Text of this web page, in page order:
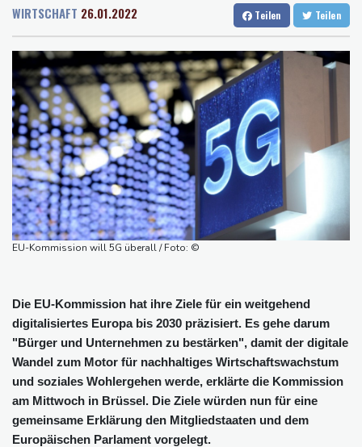
Rostock
28 °C Stuttgart
34 °C
Wien
31 °C
Salzburg
30 °C
Baden-Baden
29 °C
Waldbrände in Kanada: Notstand in Provinz British Columbia
Verdacht auf illegales Rennen: Zwei Tote nach Motorrad-Unfall
in Köln
Im EM-Becken: Berkhahn sieht "nicht viele Medaillenchancen"
Waldbrand in Kanada: Notstand in British Columbia ausgerufen -
20.000 Menschen evakuiert
Dobrindt will Forschung zur Drohensicherheit in Deutschland
ausbauen
Iran bekräftigt harte Haltung in Streit um Straße von Hormus
Amtsantritt von Kolumbiens Staatschef De la Espriella von
Gewalt überschattet
WIRTSCHAFT 26.01.2022 Teilen Teilen
EU-Kommission will 5G überall / Foto: ©
Die EU-Kommission hat ihre Ziele für ein weitgehend
digitalisiertes Europa bis 2030 präzisiert. Es gehe darum
"Bürger und Unternehmen zu bestärken", damit der digitale
Wandel zum Motor für nachhaltiges Wirtschaftswachstum
und soziales Wohlergehen werde, erklärte die Kommission
am Mittwoch in Brüssel. Die Ziele würden nun für eine
gemeinsame Erklärung den Mitgliedstaaten und dem
Europäischen Parlament vorgelegt.